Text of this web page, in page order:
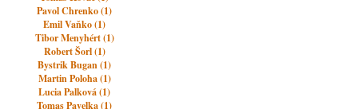
Pavol Chrenko (1)
Emil Vaňko (1)
Tibor Menyhért (1)
Robert Šorl (1)
Bystrik Bugan (1)
Martin Poloha (1)
Lucia Palková (1)
Tomas Pavelka (1)